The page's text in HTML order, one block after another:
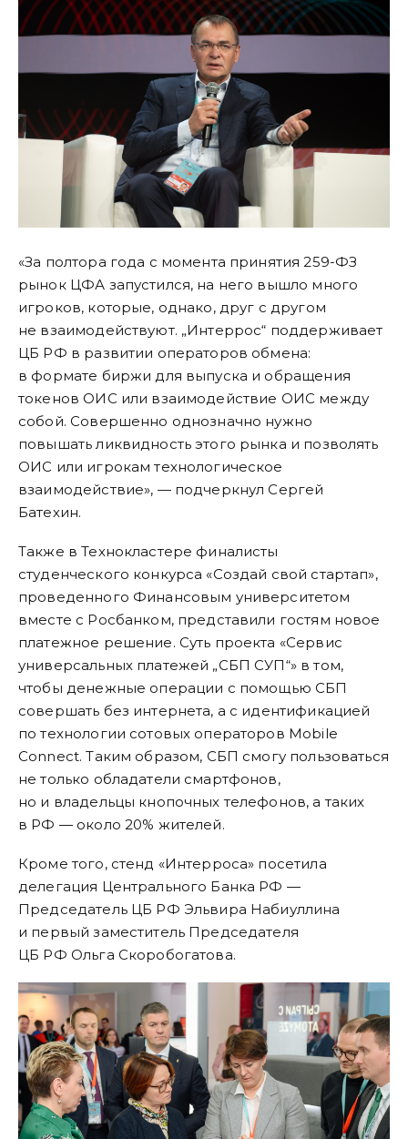
«За полтора года с момента принятия 259-ФЗ
рынок ЦФА запустился, на него вышло много
игроков, которые, однако, друг с другом
не взаимодействуют. „Интеррос“ поддерживает
ЦБ РФ в развитии операторов обмена:
в формате биржи для выпуска и обращения
токенов ОИС или взаимодействие ОИС между
собой. Совершенно однозначно нужно
повышать ликвидность этого рынка и позволять
ОИС или игрокам технологическое
взаимодействие», — подчеркнул Сергей
Батехин.
Также в Технокластере финалисты
студенческого конкурса «Создай свой стартап»,
проведенного Финансовым университетом
вместе с Росбанком, представили гостям новое
платежное решение. Суть проекта «Сервис
универсальных платежей „СБП СУП“» в том,
чтобы денежные операции с помощью СБП
совершать без интернета, а с идентификацией
по технологии сотовых операторов Mobile
Connect. Таким образом, СБП смогу пользоваться
не только обладатели смартфонов,
но и владельцы кнопочных телефонов, а таких
в РФ — около 20% жителей.
Кроме того, стенд «Интерроса» посетила
делегация Центрального Банка РФ —
Председатель ЦБ РФ Эльвира Набиуллина
и первый заместитель Председателя
ЦБ РФ Ольга Скоробогатова.